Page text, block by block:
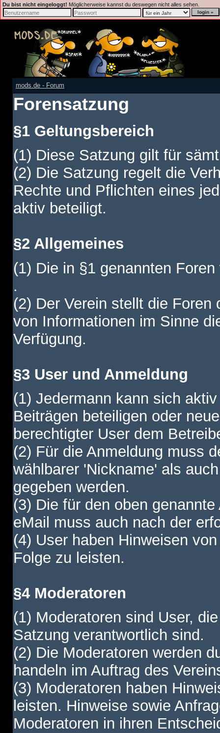
Du bist nicht eingeloggt! Möglicherweise kannst du deswegen nicht alles sehen.
mods.de - Forum
Forensatzung
§1 Geltungsbereich
(1) Diese Satzung gilt für
(2) Die Satzung regelt die
Rechte und Pflichten eines
aktiv beteiligt.
§2 Allgemeines
(1) Die in §1 genannten
.
(2) Der Verein stellt die
von Informationen im Sinne
Verfügung.
§3 User und Anmeldung
(1) Jedermann kann sich
Beiträgen beteiligen oder
berechtigter User dem
(2) Für die Anmeldung muss
wählbarer 'Nickname' als
gegeben werden.
(3) Die für den oben
eMail muss auch nach der
(4) User haben Hinweisen
Folge zu leisten.
§4 Moderatoren
(1) Moderatoren sind User,
Satzung verantwortlich sind.
(2) Die Moderatoren werden
handeln im Auftrag des
(3) Moderatoren haben
leisten. Hinweise sowie
Moderatoren in ihren